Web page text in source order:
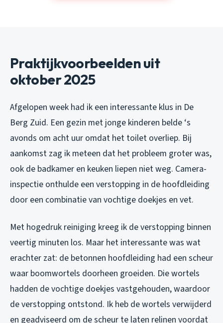
Praktijkvoorbeelden uit
oktober 2025
Afgelopen week had ik een interessante klus in De
Berg Zuid. Een gezin met jonge kinderen belde ‘s
avonds om acht uur omdat het toilet overliep. Bij
aankomst zag ik meteen dat het probleem groter was,
ook de badkamer en keuken liepen niet weg. Camera-
inspectie onthulde een verstopping in de hoofdleiding
door een combinatie van vochtige doekjes en vet.
Met hogedruk reiniging kreeg ik de verstopping binnen
veertig minuten los. Maar het interessante was wat
erachter zat: de betonnen hoofdleiding had een scheur
waar boomwortels doorheen groeiden. Die wortels
hadden de vochtige doekjes vastgehouden, waardoor
de verstopping ontstond. Ik heb de wortels verwijderd
en geadviseerd om de scheur te laten relinen voordat